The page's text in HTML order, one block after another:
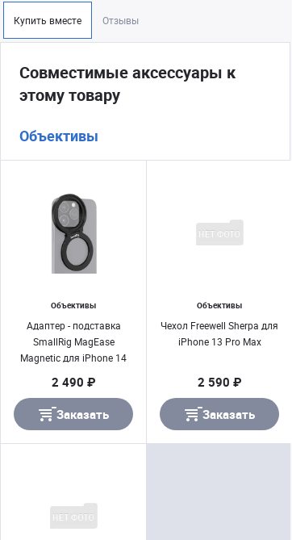
Купить вместе Отзывы
Совместимые аксессуары к
этому товару
Объективы
Объективы
Адаптер - подставка
SmallRig MagEase
Magnetic для iPhone 14
2 490 ₽
Заказать
Объективы
Чехол Freewell Sherpa для
iPhone 13 Pro Max
2 590 ₽
Заказать